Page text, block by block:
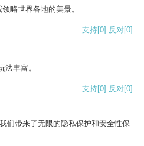
略世界各地的美景。
支持[0] 反对[0]
丰富。
支持[0] 反对[0]
们带来了无限的隐私保护和安全性保